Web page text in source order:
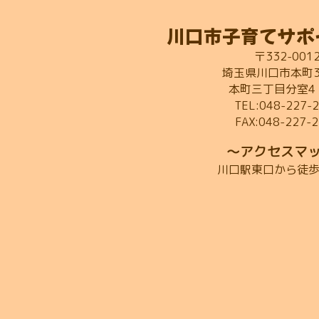
川口市子育てサ
〒332-
埼玉県川口市本
本町三丁目分室
TEL:048-227-
FAX:048-227-
～アクセスマ
川口駅東口から徒